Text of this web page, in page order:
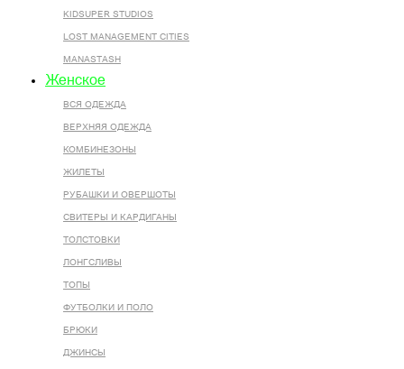
KIDSUPER STUDIOS
LOST MANAGEMENT CITIES
MANASTASH
Женское
ВСЯ ОДЕЖДА
ВЕРХНЯЯ ОДЕЖДА
КОМБИНЕЗОНЫ
ЖИЛЕТЫ
РУБАШКИ И ОВЕРШОТЫ
СВИТЕРЫ И КАРДИГАНЫ
ТОЛСТОВКИ
ЛОНГСЛИВЫ
ТОПЫ
ФУТБОЛКИ И ПОЛО
БРЮКИ
ДЖИНСЫ